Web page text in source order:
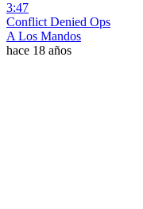
3:47
Conflict Denied Ops
A Los Mandos
hace 18 años